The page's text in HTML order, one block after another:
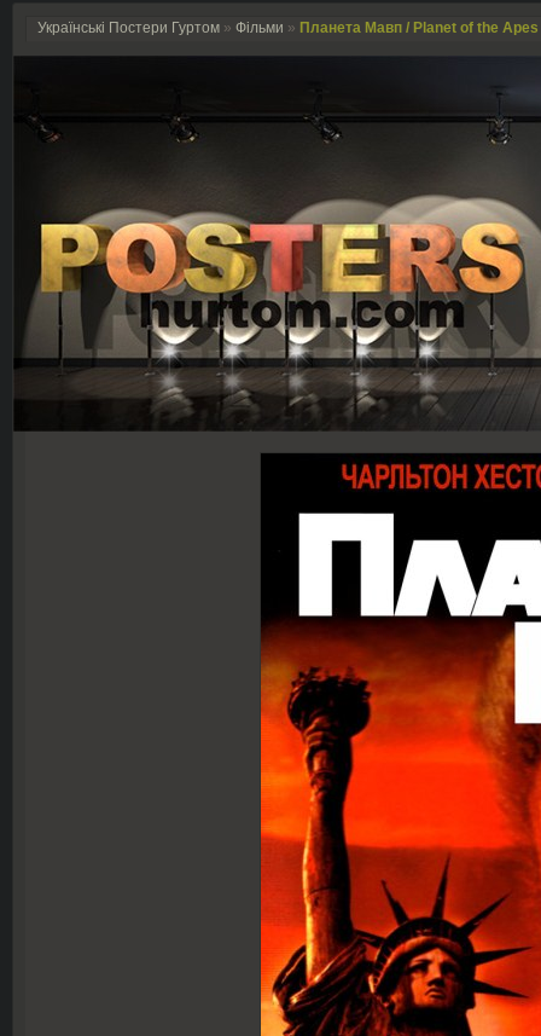
Українські Постери Гуртом » Фільми » Планета Мавп / Planet of the Apes